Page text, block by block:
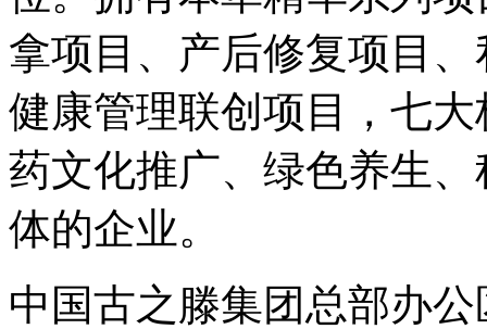
拿项目、产后修复项目
健康管理联创项目，七
药文化推广、绿色养生
体的企业。
中国古之滕集团总部办